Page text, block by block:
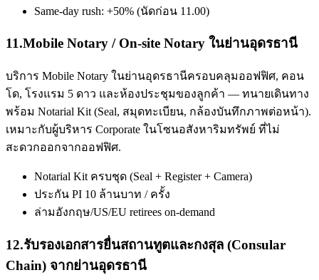
Same-day rush: +50% (นัดก่อน 11.00)
11.Mobile Notary / On-site Notary ในย่านอุดรธานี
บริการ Mobile Notary ในย่านอุดรธานีครอบคลุมออฟฟิศ, คอน
โด, โรงแรม 5 ดาว และห้องประชุมของลูกค้า — ทนายเดินทาง
พร้อม Notarial Kit (Seal, สมุดทะเบียน, กล้องบันทึกภาพต่อหน้า).
เหมาะกับผู้บริหาร Corporate ในโซนอสังหาริมทรัพย์ ที่ไม่
สะดวกออกจากออฟฟิศ.
Notarial Kit ครบชุด (Seal + Register + Camera)
ประกัน PI 10 ล้านบาท / ครั้ง
ล่ามอังกฤษ/US/EU retirees on-demand
12.รับรองเอกสารยื่นสถานทูตและกงสุล (Consular
Chain) จากย่านอุดรธานี